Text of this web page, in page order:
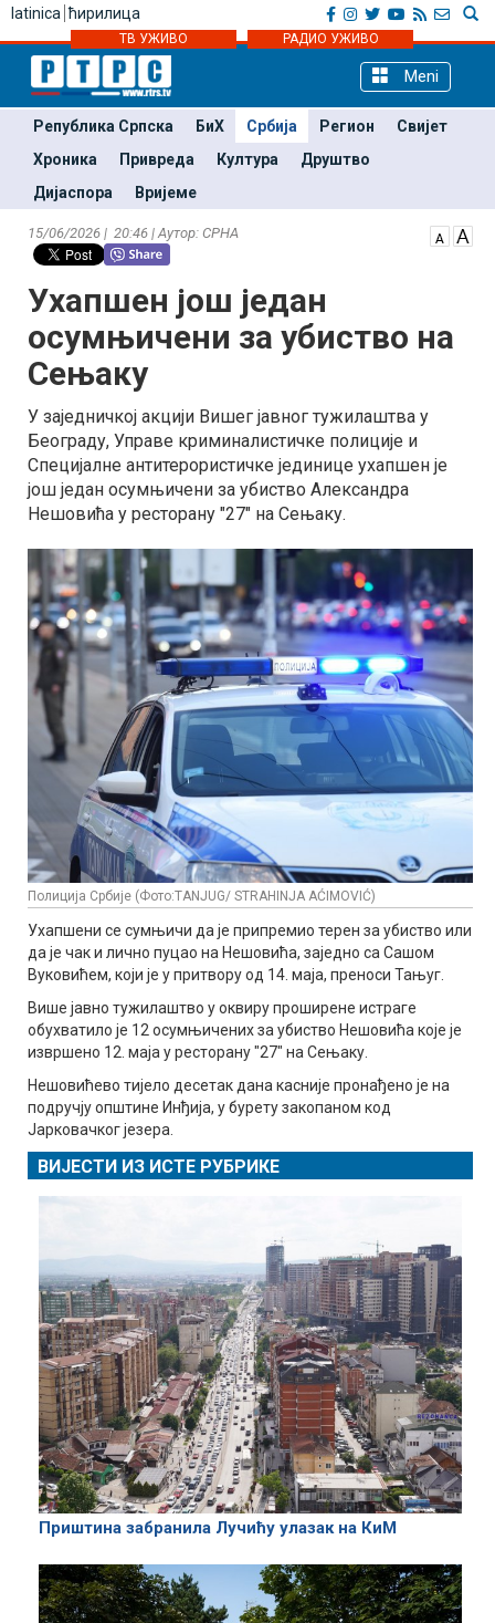
latinica ћирилица
ТВ УЖИВО РАДИО УЖИВО
Meni
Република Српска БиХ Србија Регион
Свијет
Хроника
Привреда Култура
Друштво
Дијаспора
Вријеме
15/06/2026 | 20:46 | Аутор: СРНА
Ухапшен још један
осумњичени за убиство на
Сењаку
У заједничкој акцији Вишег јавног тужилаштва у
Београду, Управе криминалистичке полиције и
Специјалне антитерористичке јединице ухапшен је
још један осумњичени за убиство Александра
Нешовића у ресторану "27" на Сењаку.
Полиција Србије (Фото:TANJUG/ STRAHINJA AĆIMOVIĆ)
Ухапшени се сумњичи да је припремио терен за убиство или
да је чак и лично пуцао на Нешовића, заједно са Сашом
Вуковићем, који је у притвору од 14. маја, преноси Тањуг.
Више јавно тужилаштво у оквиру проширене истраге
обухватило је 12 осумњичених за убиство Нешовића које је
извршено 12. маја у ресторану "27" на Сењаку.
Нешовићево тијело десетак дана касније пронађено је на
подручју општине Инђија, у бурету закопаном код
Јарковачког језера.
ВИЈЕСТИ ИЗ ИСТЕ РУБРИКЕ
Приштина забранила Лучићу улазак на КиМ